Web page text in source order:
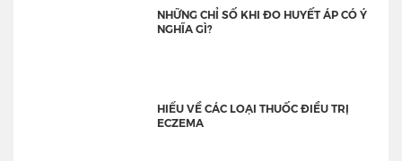
NHỮNG CHỈ SỐ KHI ĐO HUYẾT ÁP CÓ Ý
NGHĨA GÌ?
HIỂU VỀ CÁC LOẠI THUỐC ĐIỀU TRỊ
ECZEMA